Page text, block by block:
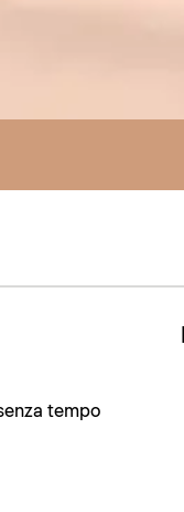
tempo